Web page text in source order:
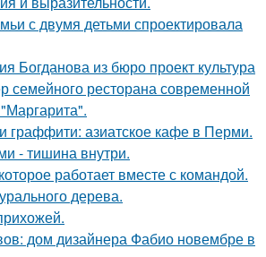
с двумя детьми спроектировала
Богданова из бюро проект культура
семейного ресторана современной
граффити: азиатское кафе в Перми.
- тишина внутри.
работает вместе с командой.
дерева.
дом дизайнера Фабио новембре в